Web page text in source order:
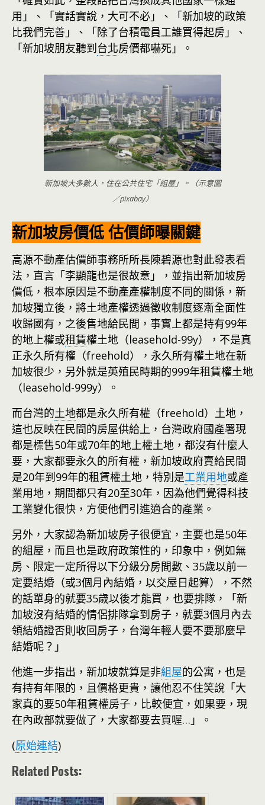
用」、「實話實說，大可不必」、「新加坡的政策
比我們完善」、「除了台積電員工誰買得起房」、
「新加坡朋友聽到台北房價都嚇死」。
新加坡大多數人，住在公共住宅「組屋」。（示意圖
／pixabay）
新加坡房價低 估價師曝關鍵
高源不動產估價師事務所所長陳碧源也對此發表看
法，直言「李顯龍也是很故意」，並指出新加坡房
價低，根本原因是不動產產權制度不同的關係，新
加坡獨立後，將土地產權透過徵收制度逐漸全面性
收歸國有，之後售地給民間，事實上都是持有99年
的地上權或租賃權土地（leasehold-99y），不是真
正永久所有權（freehold），永久所有權土地在新
加坡很少，另外就是英殖民時期的999年租賃權土地
（leasehold-999y）。
而台灣的土地都是永久所有權（freehold）土地，
這也反映在民間的房屋供給上，台灣政府國產署現
都是標售50年或70年的地上權土地，都沒有什麼人
要，大家都要永久的所有權，新加坡政府賣給民間
是20年到99年的租賃權土地，特別是工業用地或產
業用地，期間都只有20至30年，因為他們覺得科技
工業變化很快，方便他們引進適合的產業。
另外，大家認為新加坡房子很便宜，主要也是50年
的組屋，而且也是政府政策性的，印象中，例如無
房、限定一定所得以下分級分房間數、35歲以前一
定要結婚（或3個月內結婚，以交屋日起算），不然
的話單身的就要35歳以後才能買，也要排隊，「新
加坡沒有結婚的情侶排隊拿到房子，就要3個月內去
領結婚證否則收回房子，台灣年輕人要不要那麼早
結婚呢？」
他進一步指出，新加坡就算是非組屋的公寓，也是
有持有年限的，且價格更貴，讓他忍不住笑說「大
家真的要50年租賃權房子，比較便宜，如果要，現
在內政部就要做了，大家都要去買喔…」。
(原始連結)
Related Posts: